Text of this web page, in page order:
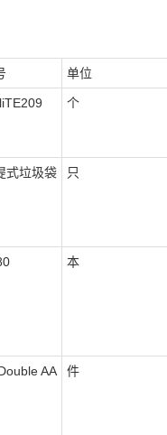
单位
个
式垃圾袋 只
本
AA
件